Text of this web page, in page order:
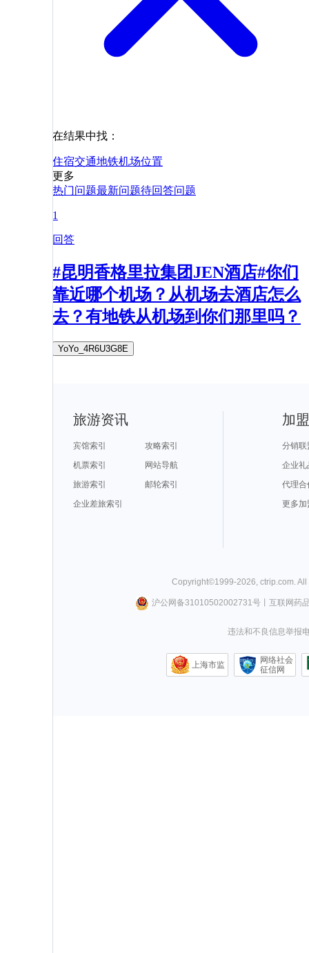
在结果中找：
住宿交通地铁机场位置
更多
热门问题最新问题待回答问题
1
回答
#昆明香格里拉集团JEN酒店#你们
靠近哪个机场？从机场去酒店怎么
去？有地铁从机场到你们那里吗？
YoYo_4R6U3G8E
旅游资讯
宾馆索引
攻略索引
机票索引
网站导航
旅游索引
邮轮索引
企业差旅索引
加
分销联
企业礼
代理合
更多加
Copyright©1999-2026 ctrip.com .
沪公网备31010502002731号丨 互联网药
违法和不良信息举报
上海市监
网络社会
征信网